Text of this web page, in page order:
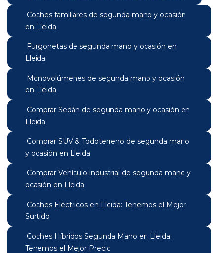
Coches familiares de segunda mano y ocasión
en Lleida
Furgonetas de segunda mano y ocasión en
Lleida
Monovolúmenes de segunda mano y ocasión
en Lleida
Comprar Sedán de segunda mano y ocasión en
Lleida
Comprar SUV & Todoterreno de segunda mano
y ocasión en Lleida
Comprar Vehículo industrial de segunda mano y
ocasión en Lleida
Coches Eléctricos en Lleida: Tenemos el Mejor
Surtido
Coches Híbridos Segunda Mano en Lleida:
Tenemos el Mejor Precio